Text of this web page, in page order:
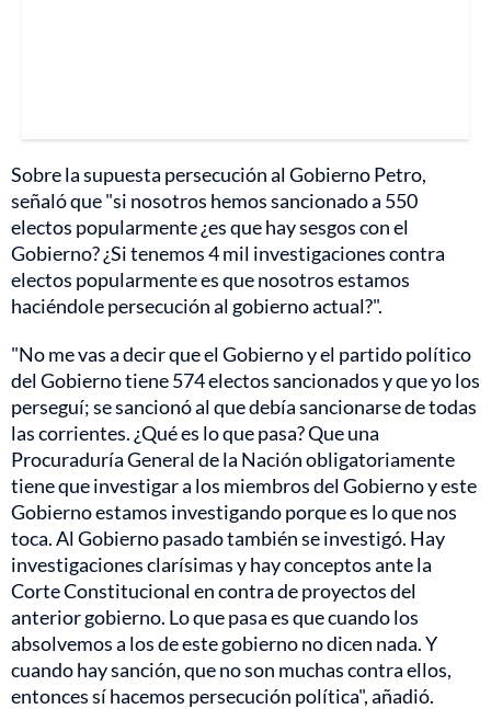
Sobre la supuesta persecución al Gobierno Petro,
señaló que "si nosotros hemos sancionado a 550
electos popularmente ¿es que hay sesgos con el
Gobierno? ¿Si tenemos 4 mil investigaciones contra
electos popularmente es que nosotros estamos
haciéndole persecución al gobierno actual?".
"No me vas a decir que el Gobierno y el partido político
del Gobierno tiene 574 electos sancionados y que yo los
perseguí; se sancionó al que debía sancionarse de todas
las corrientes. ¿Qué es lo que pasa? Que una
Procuraduría General de la Nación obligatoriamente
tiene que investigar a los miembros del Gobierno y este
Gobierno estamos investigando porque es lo que nos
toca. Al Gobierno pasado también se investigó. Hay
investigaciones clarísimas y hay conceptos ante la
Corte Constitucional en contra de proyectos del
anterior gobierno. Lo que pasa es que cuando los
absolvemos a los de este gobierno no dicen nada. Y
cuando hay sanción, que no son muchas contra ellos,
entonces sí hacemos persecución política", añadió.